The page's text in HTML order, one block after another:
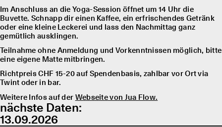
Im Anschluss an die Yoga-Session öffnet um 14 Uhr die
Buvette. Schnapp dir einen Kaffee, ein erfrischendes Getränk
oder eine kleine Leckerei und lass den Nachmittag ganz
gemütlich ausklingen.
Teilnahme ohne Anmeldung und Vorkenntnissen möglich, bitte
eine eigene Matte mitbringen.
Richtpreis CHF 15-20 auf Spendenbasis, zahlbar vor Ort via
Twint oder in bar.
Weitere Infos auf der Webseite von Jua Flow.
nächste Daten:
13.09.2026